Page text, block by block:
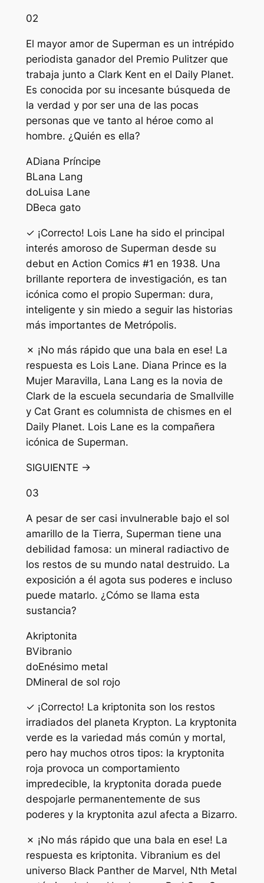
02
El mayor amor de Superman es un intrépido
periodista ganador del Premio Pulitzer que
trabaja junto a Clark Kent en el Daily Planet.
Es conocida por su incesante búsqueda de
la verdad y por ser una de las pocas
personas que ve tanto al héroe como al
hombre. ¿Quién es ella?
ADiana Príncipe
BLana Lang
doLuisa Lane
DBeca gato
✓ ¡Correcto! Lois Lane ha sido el principal
interés amoroso de Superman desde su
debut en Action Comics #1 en 1938. Una
brillante reportera de investigación, es tan
icónica como el propio Superman: dura,
inteligente y sin miedo a seguir las historias
más importantes de Metrópolis.
✗ ¡No más rápido que una bala en ese! La
respuesta es Lois Lane. Diana Prince es la
Mujer Maravilla, Lana Lang es la novia de
Clark de la escuela secundaria de Smallville
y Cat Grant es columnista de chismes en el
Daily Planet. Lois Lane es la compañera
icónica de Superman.
SIGUIENTE →
03
A pesar de ser casi invulnerable bajo el sol
amarillo de la Tierra, Superman tiene una
debilidad famosa: un mineral radiactivo de
los restos de su mundo natal destruido. La
exposición a él agota sus poderes e incluso
puede matarlo. ¿Cómo se llama esta
sustancia?
Akriptonita
BVibranio
doEnésimo metal
DMineral de sol rojo
✓ ¡Correcto! La kriptonita son los restos
irradiados del planeta Krypton. La kryptonita
verde es la variedad más común y mortal,
pero hay muchos otros tipos: la kryptonita
roja provoca un comportamiento
impredecible, la kryptonita dorada puede
despojarle permanentemente de sus
poderes y la kryptonita azul afecta a Bizarro.
✗ ¡No más rápido que una bala en ese! La
respuesta es kriptonita. Vibranium es del
universo Black Panther de Marvel, Nth Metal